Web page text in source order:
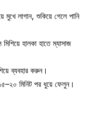
মুখে লাগান, শুকিয়ে গেলে পানি
হালকা হাতে ম্যাসাজ
ব্যবহার করুন।
১৫–২০ মিনিট পর ধুয়ে ফেলুন।